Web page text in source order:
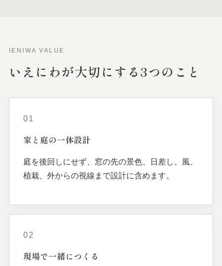
IENIWA VALUE
いえにわが大切にする3つの こと
01
家と 庭の一体設計
庭を後回しにせず、窓の先の景色、日差し、風、
植栽、外からの視線まで設計に含めます。
02
現場で一緒につくる